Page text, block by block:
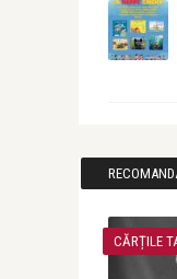
CĂRȚILE